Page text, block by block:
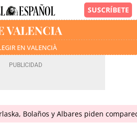
EN VALENCIÀ
Bolaños y Albares piden